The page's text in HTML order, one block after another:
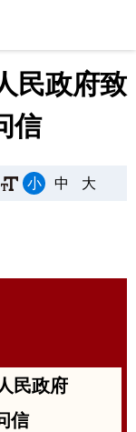
民政府致
信
小 中 大
民政府
信